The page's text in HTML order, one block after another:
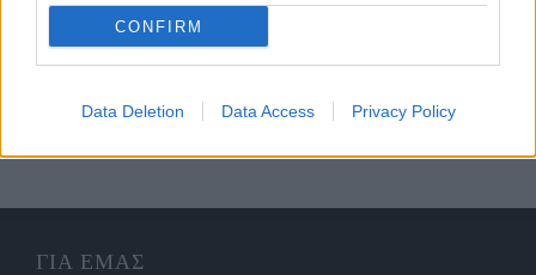
CONFIRM
Data Deletion Data Access Privacy Policy
ΓΙΑ ΕΜΑΣ